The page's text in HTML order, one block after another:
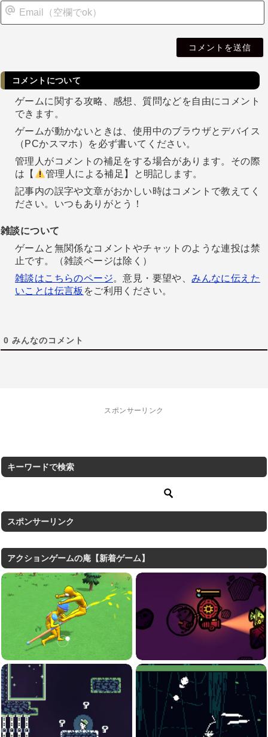
コメントについて
ゲームに関する攻略、感想、質問などを自由にコメント
できます。
ゲームが動かないときは、使用中のブラウザとデバイス
（PCかスマホ）を必ず書いてください。
管理人がコメントの補足をする場合があります。その際
は【
管理人による補足】と明記します。
記事内の誤字や文章がおかしい時はコメントで教えてく
ださい。いつもありがとう！
雑談について
ゲームと無関係なコメントやチャットのような連投は禁
止です。（雑談ページは除く）
雑談はこちらのページ。意見・要望や、みんなに伝えた
いことは伝言板 をご利用ください。
0 みんなのコメント
スポンサーリンク
キーワードで検索
スポンサーリンク
アクションゲームの庵【新着ゲーム】